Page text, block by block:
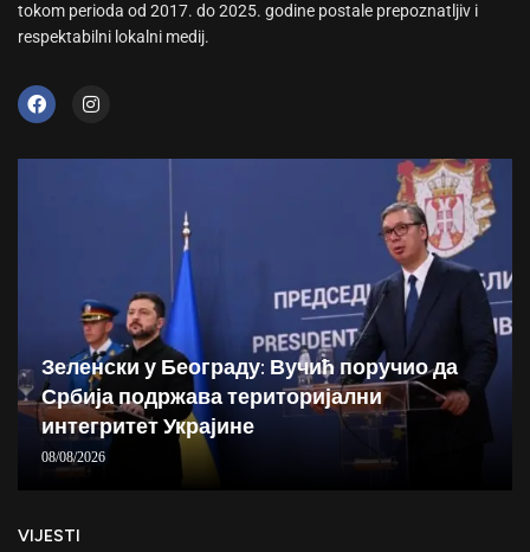
tokom perioda od 2017. do 2025. godine postale prepoznatljiv i
respektabilni lokalni medij.
Зеленски у Београду: Вучић поручио да
Србија подржава територијални
интегритет Украјине
08/08/2026
VIJESTI